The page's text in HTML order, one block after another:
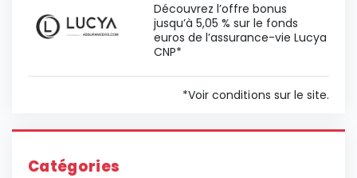
Découvrez l’offre bonus
jusqu’à 5,05 % sur le fonds
euros de l’assurance-vie Lucya
CNP*
*Voir conditions sur le site.
Catégories